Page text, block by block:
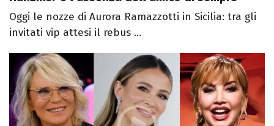
Oggi le nozze di Aurora Ramazzotti in Sicilia: tra gli
invitati vip attesi il rebus ...